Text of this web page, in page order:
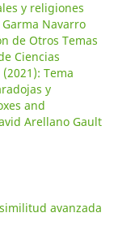
y religiones
Navarro
de Otros Temas
Ciencias
Tema
y
and
Arellano Gault
avanzada